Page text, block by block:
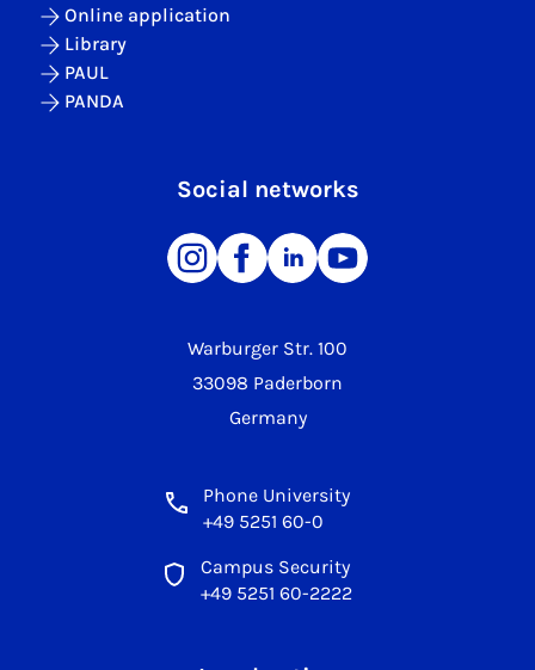
Warburger Str. 100
33098 Paderborn
Germany
Phone University
+49 5251 60-0
Campus Security
+49 5251 60-2222
Online application
Library
PAUL
PANDA
Social networks